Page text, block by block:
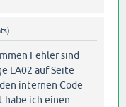
Fehler sind
LA02 auf Seite
internen Code
ich einen